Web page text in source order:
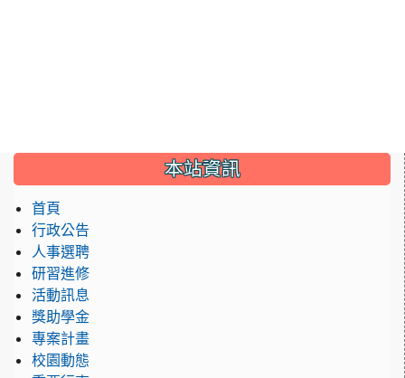
::: 本站資訊
首頁
行政公告
人事選聘
研習進修
活動訊息
獎助學金
專案計畫
校園動態